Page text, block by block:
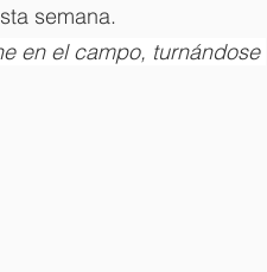
semana.
en el campo, turnándose